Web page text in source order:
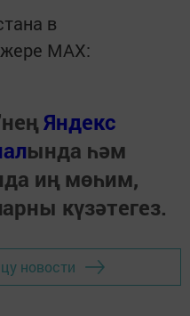
в
MАХ:
Яндекс
ында һәм
иң мөһим,
күзәтегез.
новости